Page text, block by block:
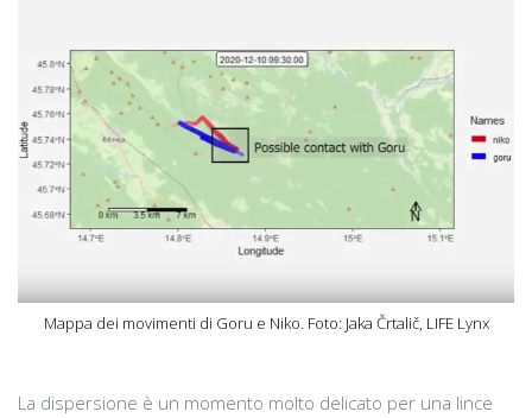
Mappa dei movimenti di Goru e Niko. Foto: Jaka Črtalič, LIFE Lynx
La dispersione è un momento molto delicato per una lince